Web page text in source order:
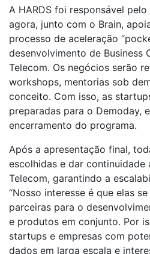
A HARDS foi responsável
agora, junto com o Brain,
processo de aceleração
desenvolvimento de Business
Telecom. Os negócios serão
workshops, mentorias sob
conceito. Com isso, as
preparadas para o Demoday,
encerramento do programa.
Após a apresentação final,
escolhidas e dar
Telecom, garantindo a
“Nosso interesse é que elas
parceiras para o
e produtos em conjunto. Por
startups e empresas com
dados em larga escala e